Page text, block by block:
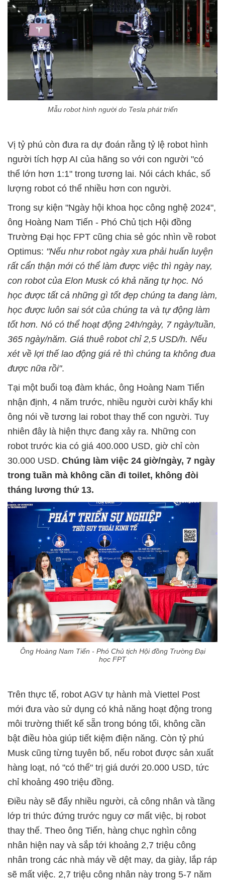
Mẫu robot hình người do Tesla phát triển
Vị tỷ phú còn đưa ra dự đoán rằng tỷ lệ robot hình
người tích hợp AI của hãng so với con người "có
thể lớn hơn 1:1" trong tương lai. Nói cách khác, số
lượng robot có thể nhiều hơn con người.
Trong sự kiện "Ngày hội khoa học công nghệ 2024",
ông Hoàng Nam Tiến - Phó Chủ tịch Hội đồng
Trường Đại học FPT cũng chia sẻ góc nhìn về robot
Optimus: "Nếu như robot ngày xưa phải huấn luyện
rất cẩn thận mới có thể làm được việc thì ngày nay,
con robot của Elon Musk có khả năng tự học. Nó
học được tất cả những gì tốt đẹp chúng ta đang làm,
học được luôn sai sót của chúng ta và tự động làm
tốt hơn. Nó có thể hoạt động 24h/ngày, 7 ngày/tuần,
365 ngày/năm. Giá thuê robot chỉ 2,5 USD/h. Nếu
xét về lợi thế lao động giá rẻ thì chúng ta không đua
được nữa rồi".
Tại một buổi toạ đàm khác, ông Hoàng Nam Tiến
nhận định, 4 năm trước, nhiều người cười khẩy khi
ông nói về tương lai robot thay thế con người. Tuy
nhiên đây là hiện thực đang xảy ra. Những con
robot trước kia có giá 400.000 USD, giờ chỉ còn
30.000 USD. Chúng làm việc 24 giờ/ngày, 7 ngày
trong tuần mà không cần đi toilet, không đòi
tháng lương thứ 13.
Ông Hoàng Nam Tiến - Phó Chủ tịch Hội đồng Trường Đại
học FPT
Trên thực tế, robot AGV tự hành mà Viettel Post
mới đưa vào sử dụng có khả năng hoạt động trong
môi trường thiết kế sẵn trong bóng tối, không cần
bật điều hòa giúp tiết kiệm điện năng. Còn tỷ phú
Musk cũng từng tuyên bố, nếu robot được sản xuất
hàng loạt, nó "có thể" trị giá dưới 20.000 USD, tức
chỉ khoảng 490 triệu đồng.
Điều này sẽ đẩy nhiều người, cả công nhân và tầng
lớp tri thức đứng trước nguy cơ mất việc, bị robot
thay thế. Theo ông Tiến, hàng chục nghìn công
nhân hiện nay và sắp tới khoảng 2,7 triệu công
nhân trong các nhà máy về dệt may, da giày, lắp ráp
sẽ mất việc. 2,7 triệu công nhân này trong 5-7 năm